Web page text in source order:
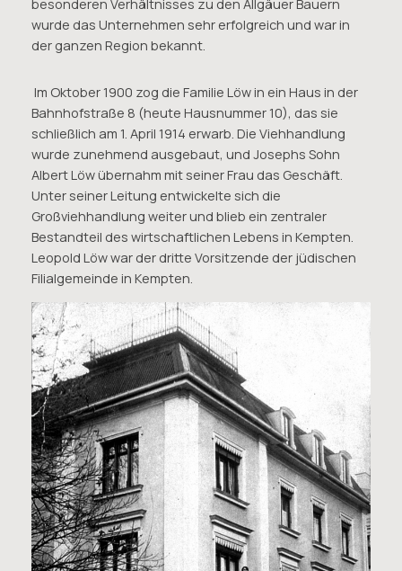
besonderen Verhältnisses zu den Allgäuer Bauern
wurde das Unternehmen sehr erfolgreich und war in
der ganzen Region bekannt.
Im Oktober 1900 zog die Familie Löw in ein Haus in der
Bahnhofstraße 8 (heute Hausnummer 10), das sie
schließlich am 1. April 1914 erwarb. Die Viehhandlung
wurde zunehmend ausgebaut, und Josephs Sohn
Albert Löw übernahm mit seiner Frau das Geschäft.
Unter seiner Leitung entwickelte sich die
Großviehhandlung weiter und blieb ein zentraler
Bestandteil des wirtschaftlichen Lebens in Kempten.
Leopold Löw war der dritte Vorsitzende der jüdischen
Filialgemeinde in Kempten.